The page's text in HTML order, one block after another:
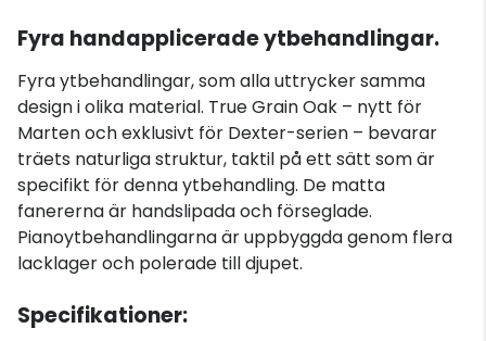
Fyra handapplicerade ytbehandlingar.
Fyra ytbehandlingar, som alla uttrycker samma
design i olika material. True Grain Oak – nytt för
Marten och exklusivt för Dexter-serien – bevarar
träets naturliga struktur, taktil på ett sätt som är
specifikt för denna ytbehandling. De matta
fanererna är handslipada och förseglade.
Pianoytbehandlingarna är uppbyggda genom flera
lacklager och polerade till djupet.
Specifikationer: